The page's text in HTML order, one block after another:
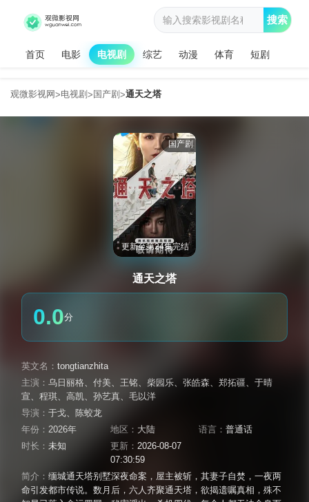
首页 电影 电视剧 综艺 动漫 体育 短剧
搜索
观微影视网>电视剧 > 国产剧 >通天之塔
国产剧
更新至第24集完结
通天之塔
0.0分
英文名： tongtianzhita
主演： 乌日丽格、 付美、 王铭、 柴园乐、 张皓森、 郑拓疆、 于晴
宣、 程琪、 高凯、 孙艺真、 毛以洋
导演： 于戈、 陈蛟龙
年份： 2026年 地区： 大陆 语言：普通话
时长： 未知 更新： 2026-08-07
07:30:59
简介： 缅城通天塔别墅深夜命案，屋主被斩，其妻子自焚，一夜两
命引发都市传说。数月后，六人齐聚通天塔，欲揭遗嘱真相，殊不